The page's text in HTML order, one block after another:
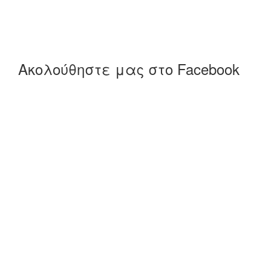
Ακολούθηστε μας στο Facebook